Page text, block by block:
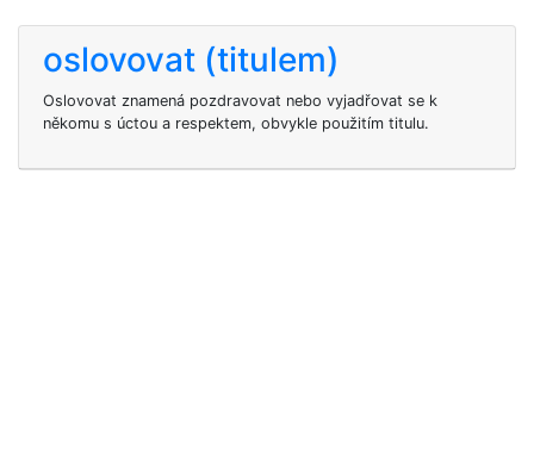
oslovovat (titulem)
Oslovovat znamená pozdravovat nebo vyjadřovat se k
někomu s úctou a respektem, obvykle použitím titulu.